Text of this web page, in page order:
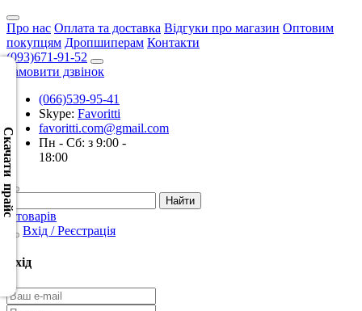
Про нас Оплата та доставка Відгуки про магазин Оптовим
покупцям Дропшиперам Контакти
(093)671-91-52
Замовити дзвінок
(066)539-95-41
Skype: Favoritti
favoritti.com@gmail.com
Пн - Сб: з 9:00 -
18:00
0 товарів
Вхід / Реєстрація
Вхід
Скачати прайс
Скачать
XML
(Розн.)
Скачать
XML
(Опт)
CSV